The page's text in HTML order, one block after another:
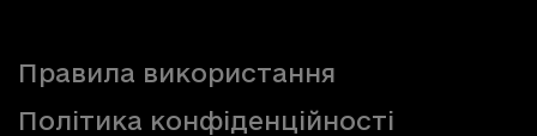
Правила використання
Політика конфіденційності